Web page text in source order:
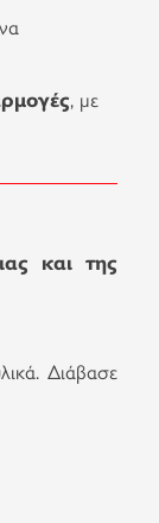
, με
και της
Διάβασε